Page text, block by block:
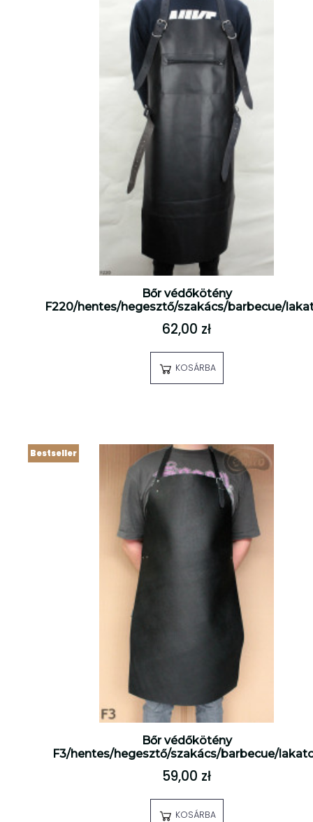
Bőr védőkötény
F220/hentes/hegesztő/szakács/barbecue/
62,00 zł
KOSÁRBA
Bőr védőkötény
F3/hentes/hegesztő/szakács/barbecue/
59,00 zł
KOSÁRBA
Bestseller